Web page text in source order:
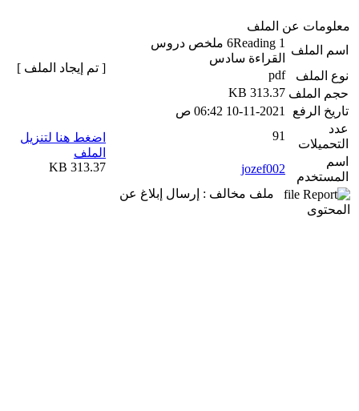
معلومات عن الملف
اسم الملف
6Reading 1 ملخص دروس
القراءة سادس
نوع الملف
pdf
حجم الملف 313.37 KB
تاريخ الرفع
10-11-2021 06:42 ص
عدد
التحميلات
91
اسم
المستخدم
jozef002
ملف مخالف : إرسال إبلاغ عن
المحتوى
[ تم إيجاد الملف ]
اضغط هنا لتنزيل
الملف
313.37 KB